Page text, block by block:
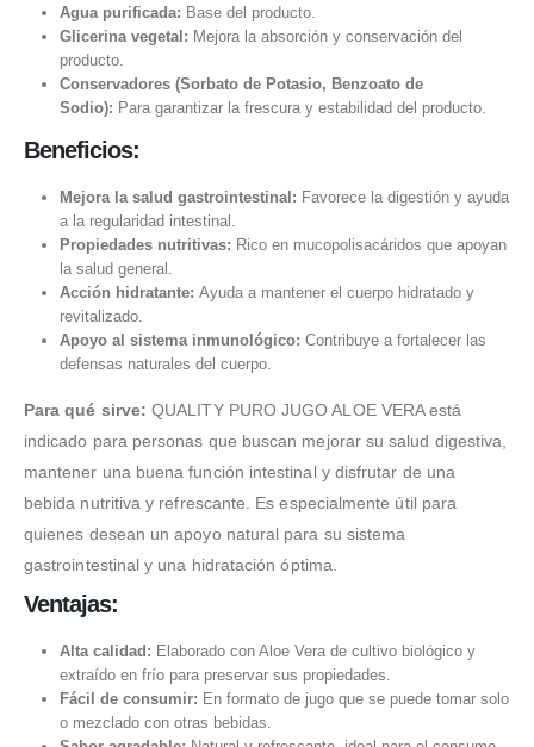
Agua purificada: Base del producto.
Glicerina vegetal: Mejora la absorción y conservación del
producto.
Conservadores (Sorbato de Potasio, Benzoato de
Sodio): Para garantizar la frescura y estabilidad del producto.
Beneficios:
Mejora la salud gastrointestinal: Favorece la digestión y ayuda
a la regularidad intestinal.
Propiedades nutritivas: Rico en mucopolisacáridos que apoyan
la salud general.
Acción hidratante: Ayuda a mantener el cuerpo hidratado y
revitalizado.
Apoyo al sistema inmunológico: Contribuye a fortalecer las
defensas naturales del cuerpo.
Para qué sirve: QUALITY PURO JUGO ALOE VERA está
indicado para personas que buscan mejorar su salud digestiva,
mantener una buena función intestinal y disfrutar de una
bebida nutritiva y refrescante. Es especialmente útil para
quienes desean un apoyo natural para su sistema
gastrointestinal y una hidratación óptima.
Ventajas:
Alta calidad: Elaborado con Aloe Vera de cultivo biológico y
extraído en frío para preservar sus propiedades.
Fácil de consumir: En formato de jugo que se puede tomar solo
o mezclado con otras bebidas.